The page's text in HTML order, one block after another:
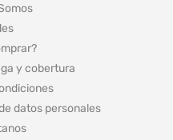
y cobertura
datos personales